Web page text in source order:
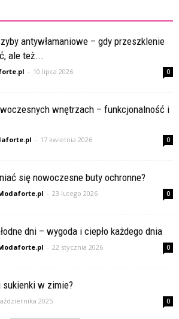
antywłamaniowe – gdy przeszklenie
ale też...
- 10 lipca 2026 0
wnętrzach – funkcjonalność i
- 17 kwietnia 2026 0
się nowoczesne buty ochronne?
- 23 lutego 2026 0
dni – wygoda i ciepło każdego dnia
- 22 stycznia 2026 0
w zimie?
2025 0